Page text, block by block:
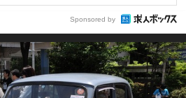
Sponsored by